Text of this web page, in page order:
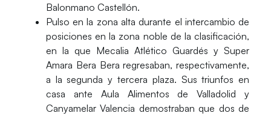
Balonmano Castellón.
Pulso en la zona alta durante el intercambio de
posiciones en la zona noble de la clasificación,
en la que Mecalia Atlético Guardés y Super
Amara Bera Bera regresaban, respectivamente,
a la segunda y tercera plaza. Sus triunfos en
casa ante Aula Alimentos de Valladolid y
Canyamelar Valencia demostraban que dos de